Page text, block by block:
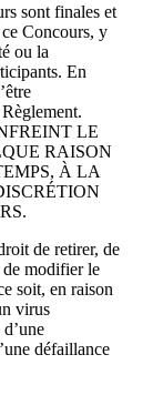
sont finales et
Concours, y
ou la
En
LE
RAISON
À LA
de retirer, de
de modifier le
soit, en raison
virus
défaillance